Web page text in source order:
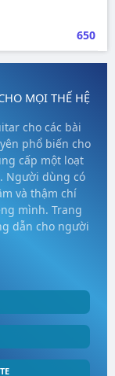
650
MỌI THẾ HỆ
cho các bài
phổ biến cho
cấp một loạt
Người dùng có
và thậm chí
mình. Trang
dẫn cho người